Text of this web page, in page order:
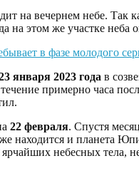
на вечернем небе. Так
на этом же участке неба
в фазе молодого
января 2023 года в
примерно часа
22 февраля. Спустя
же находится и планета
небесных тела,